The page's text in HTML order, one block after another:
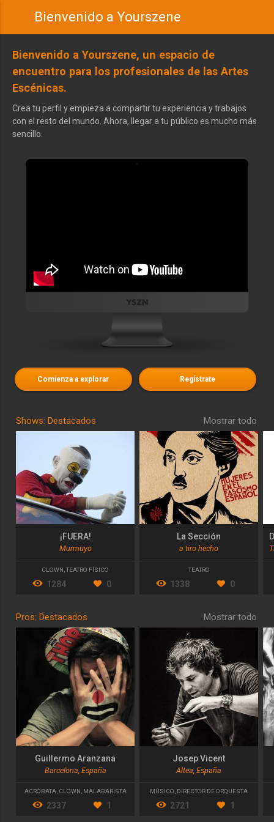
Bienvenido a Yourszene
Bienvenido a Yourszene, un espacio de
encuentro para los profesionales de las Artes
Escénicas.
Crea tu perfil y empieza a compartir tu experiencia y trabajos
con el resto del mundo. Ahora, llegar a tu público es mucho más
sencillo.
Comienza a explorar Regístrate
Shows: Destacados Mostrar todo
¡FUERA!
Murmuyo
CLOWN ,TEATRO FÍSICO
1284 0
La Sección
a tiro hecho
TEATRO
1338 0
Pros: Destacados Mostrar todo
Guillermo Aranzana
Barcelona, España
ACRÓBATA, CLOWN , MALABARISTA
2337 1
Josep Vicent
Altea, España
MÚSICO, DIRECTOR DE ORQUESTA
2721 1